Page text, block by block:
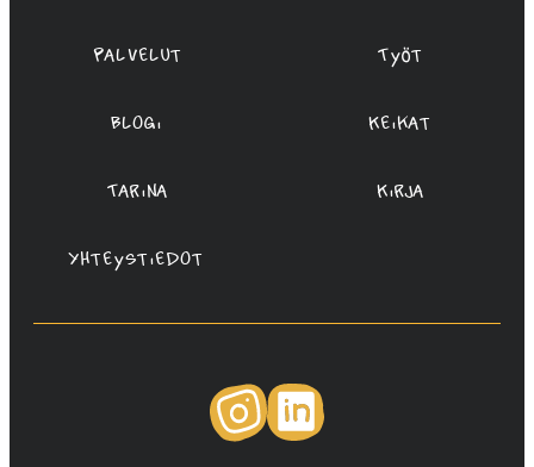
Palvelut Työt
Blogi Keikat
Tarina Kirja
Yhteystiedot
Instagram